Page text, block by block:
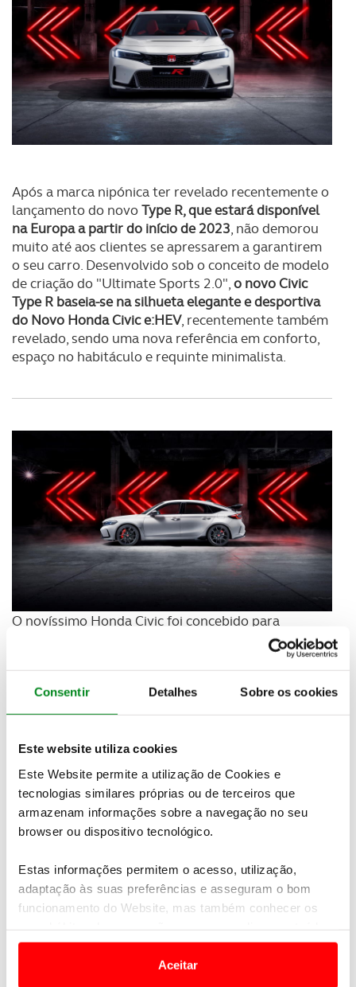
Consentir Detalhes Sobre os cookies
Este website utiliza cookies
Este Website permite a utilização de Cookies e
tecnologias similares próprias ou de terceiros que
armazenam informações sobre a navegação no seu
browser ou dispositivo tecnológico.
Estas informações permitem o acesso, utilização,
adaptação às suas preferências e asseguram o bom
funcionamento do Website, mas também conhecer os
e anúncios de modo a promover produtos e/ou serviços.
Em alguns casos, a utilização destas tecnologias
Aceitar
Após a marca nipónica ter revelado recentemente o
lançamento do novoType R, que estará disponível
na Europa a partir do início de 2023, não demorou
muito até aos clientes se apressarem a garantirem
o seu carro. Desenvolvido sob o conceito de modelo
de criação do "Ultimate Sports 2.0",o novo Civic
Type R baseia-se na silhueta elegante e desportiva
do Novo Honda Civic e:HEV, recentemente também
revelado, sendo uma nova referência em conforto,
espaço no habitáculo e requinte minimalista.
O novíssimo Honda Civic foi concebido para
assegurar que o seu sistema híbrido e:HEV, em
conjunto com a direção, chassis e suspensão
proporcionem os níveis envolventes de
desempenho. O resultado éum automóvel que
combina uma experiência de condução emocionante
competitivas
Newsletter Revista
Receba as novidades do mundo automóvel e
do universo ACP.
SUBSCREVER
O Honda Civic da 11ª geração é o mais recente
modelo da Honda a ser eletrificado, garantindo a